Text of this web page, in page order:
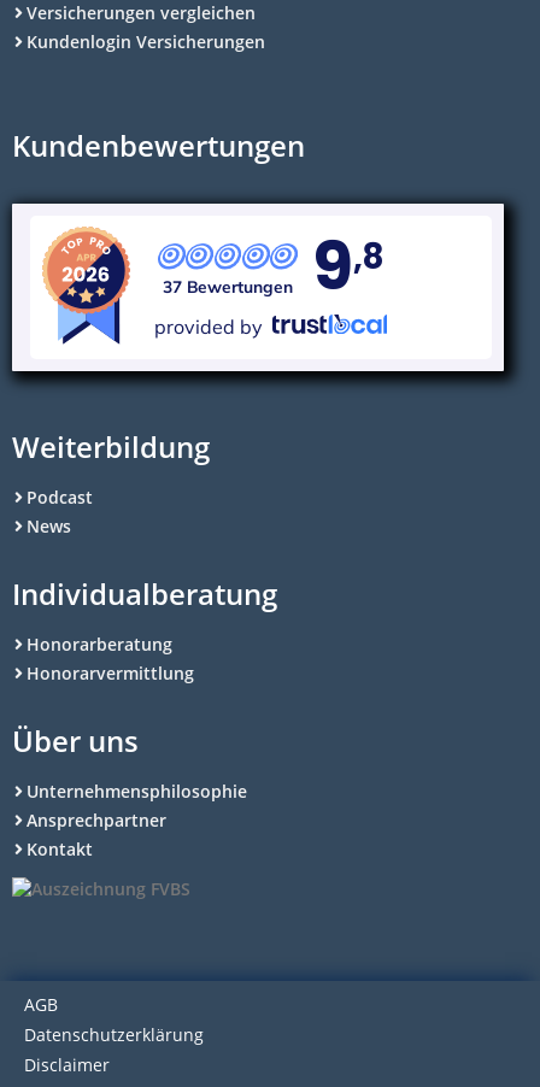
Versicherungen vergleichen
Kundenlogin Versicherungen
Kundenbewertungen
37 Bewertungen 9,8
provided by
Weiterbildung
Podcast
News
Individualberatung
Honorarberatung
Honorarvermittlung
Über uns
Unternehmensphilosophie
Ansprechpartner
Kontakt
AGB
Datenschutzerklärung
Disclaimer